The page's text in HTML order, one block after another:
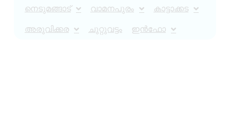
നെടുമങ്ങാട് വാമനപുരം കാട്ടാക്കട
അരുവിക്കര ചുറ്റുവട്ടം ഇൻഫോ